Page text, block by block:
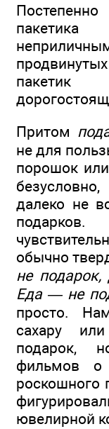
пакетик
Притом
не для
порошок
далеко не
обычно
не
Еда — не
просто.
сахару
подарок,
фильмов о
роскошного
ювелирной